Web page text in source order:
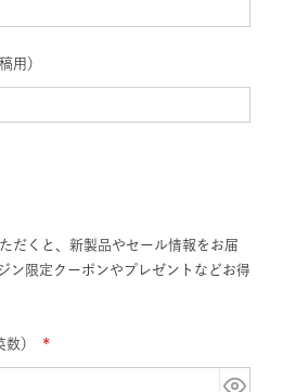
用）
だくと、新製品やセール情報をお届
ン限定クーポンやプレゼントなどお得
数）
(必